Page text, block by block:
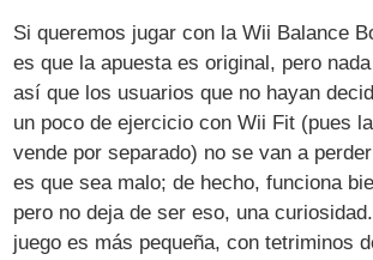
Si queremos jugar con la Wii Balance
es que la apuesta es original, pero
así que los usuarios que no hayan
un poco de ejercicio con Wii Fit (pues
vende por separado) no se van a
es que sea malo; de hecho, funciona
pero no deja de ser eso, una
juego es más pequeña, con tetriminos